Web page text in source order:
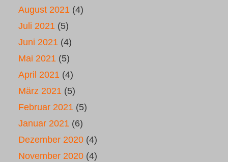
August 2021 (4)
Juli 2021 (5)
Juni 2021 (4)
Mai 2021 (5)
April 2021 (4)
März 2021 (5)
Februar 2021 (5)
Januar 2021 (6)
Dezember 2020 (4)
November 2020 (4)